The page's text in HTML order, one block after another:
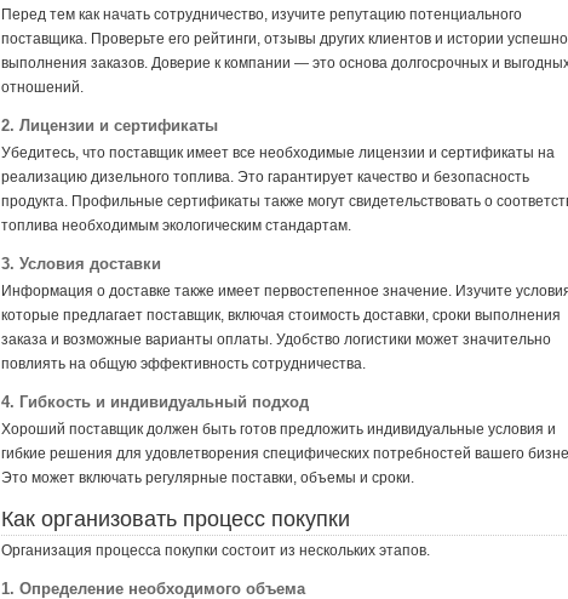
Перед тем как начать сотрудничество, изучите репутацию потенциального
поставщика. Проверьте его рейтинги, отзывы других клиентов и истории
выполнения заказов. Доверие к компании — это основа долгосрочных и
отношений.
2. Лицензии и сертификаты
Убедитесь, что поставщик имеет все необходимые лицензии и сертификаты на
реализацию дизельного топлива. Это гарантирует качество и безопасность
продукта. Профильные сертификаты также могут свидетельствовать о
топлива необходимым экологическим стандартам.
3. Условия доставки
Информация о доставке также имеет первостепенное значение. Изучите
которые предлагает поставщик, включая стоимость доставки, сроки выполнения
заказа и возможные варианты оплаты. Удобство логистики может значительно
повлиять на общую эффективность сотрудничества.
4. Гибкость и индивидуальный подход
Хороший поставщик должен быть готов предложить индивидуальные условия и
гибкие решения для удовлетворения специфических потребностей вашего
Это может включать регулярные поставки, объемы и сроки.
Как организовать процесс покупки
Организация процесса покупки состоит из нескольких этапов.
1. Определение необходимого объема